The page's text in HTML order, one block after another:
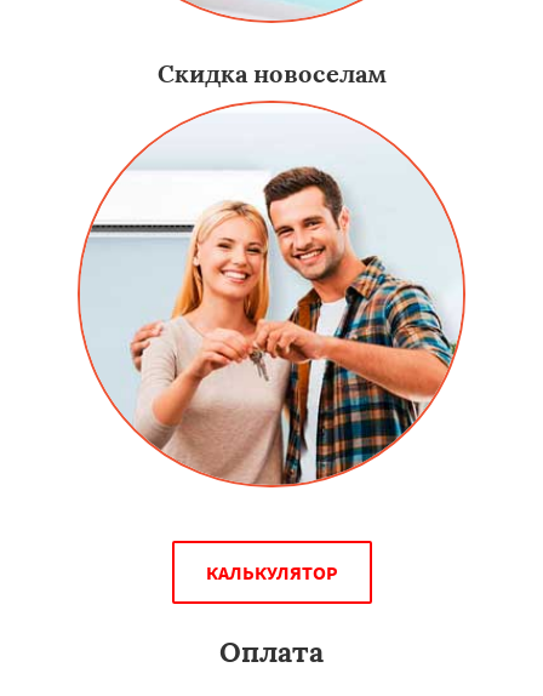
Скидка новоселам
КАЛЬКУЛЯТОР
Оплата